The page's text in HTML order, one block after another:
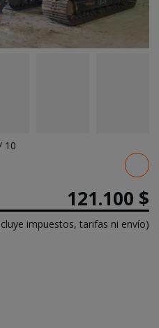
10
121.100 $
impuestos, tarifas ni envío)